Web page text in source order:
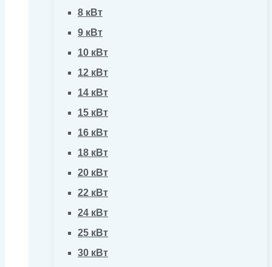
8 кВт
9 кВт
10 кВт
12 кВт
14 кВт
15 кВт
16 кВт
18 кВт
20 кВт
22 кВт
24 кВт
25 кВт
30 кВт